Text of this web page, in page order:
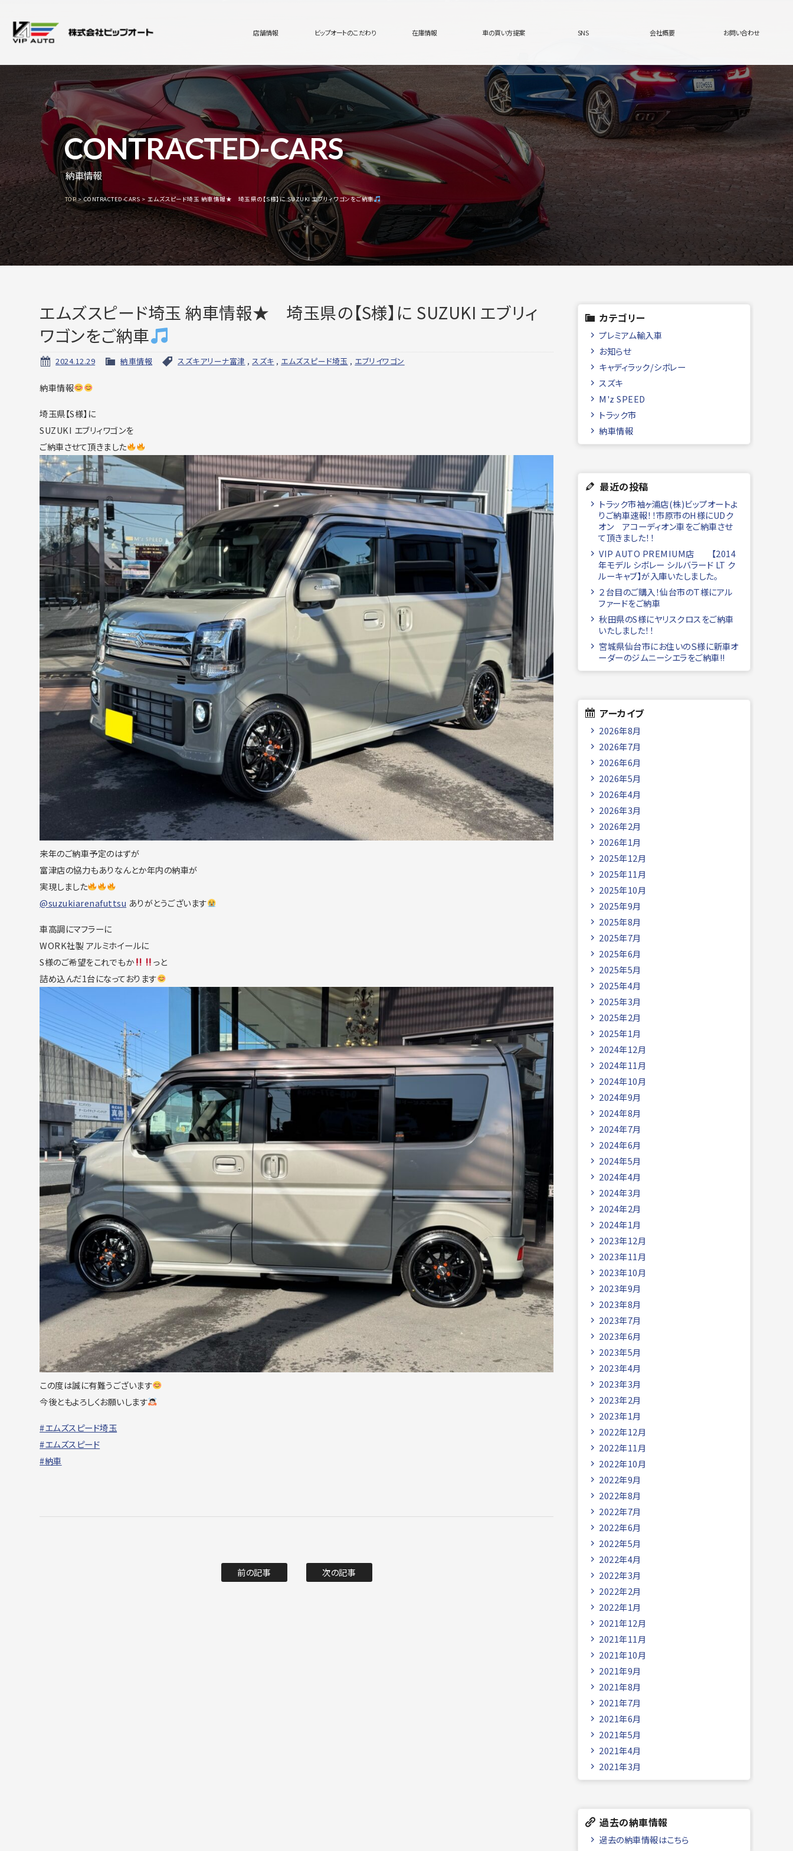
店舗情報 ビップオートのこだわり 在庫情報 車の買い方提案 SNS 会社概要 お問い合わせ
CONTRACTED-CARS
納車情報
TOP CONTRACTED-CARS エムズスピード埼玉 納車情報★ 埼玉県の【S様】に SUZUKI エブリィワゴンをご納車
エムズスピード埼玉 納車情報★ 埼玉県の【S様】に SUZUKI エブリィ
ワゴンをご納車
2024.12.29 納車情報 スズキアリーナ富津 , スズキ , エムズスピード埼玉 , エブリイワゴン
納車情報
埼玉県【S様】に
SUZUKI エブリィワゴンを
ご納車させて頂きました
来年のご納車予定のはずが
富津店の協力もありなんとか年内の納車が
実現しました
@suzukiarenafuttsu ありがとうございます
車高調にマフラーに
WORK社製 アルミホイールに
S様のご希望をこれでもか
っと
詰め込んだ1台になっております
この度は誠に有難うございます
今後ともよろしくお願いします
#エムズスピード埼玉
#エムズスピード
#納車
前の記事 次の記事
カテゴリー
プレミアム輸入車
お知らせ
キャディラック/シボレー
スズキ
M'z SPEED
トラック市
納車情報
最近の投稿
トラック市袖ヶ浦店(株)ビップオートよ
りご納車速報！！市原市のH様にUDク
オン アコーディオン車をご納車させ
て頂きました！！
VIP AUTO PREMIUM店 【2014
年モデル シボレー シルバラード LT ク
ルーキャブ】が入庫いたしました。
２台目のご購入！仙台市のＴ様にアル
ファードをご納車
秋田県のS様にヤリスクロスをご納車
いたしました！！
宮城県仙台市にお住いのＳ様に新車オ
ーダーのジムニーシエラをご納車!!
アーカイブ
2026年8月
2026年7月
2026年6月
2026年5月
2026年4月
2026年3月
2026年2月
2026年1月
2025年12月
2025年11月
2025年10月
2025年9月
2025年8月
2025年7月
2025年6月
2025年5月
2025年4月
2025年3月
2025年2月
2025年1月
2024年12月
2024年11月
2024年10月
2024年9月
2024年8月
2024年7月
2024年6月
2024年5月
2024年4月
2024年3月
2024年2月
2024年1月
2023年12月
2023年11月
2023年10月
2023年9月
2023年8月
2023年7月
2023年6月
2023年5月
2023年4月
2023年3月
2023年2月
2023年1月
2022年12月
2022年11月
2022年10月
2022年9月
2022年8月
2022年7月
2022年6月
2022年5月
2022年4月
2022年3月
2022年2月
2022年1月
2021年12月
2021年11月
2021年10月
2021年9月
2021年8月
2021年7月
2021年6月
2021年5月
2021年4月
2021年3月
過去の納車情報
過去の納車情報はこちら